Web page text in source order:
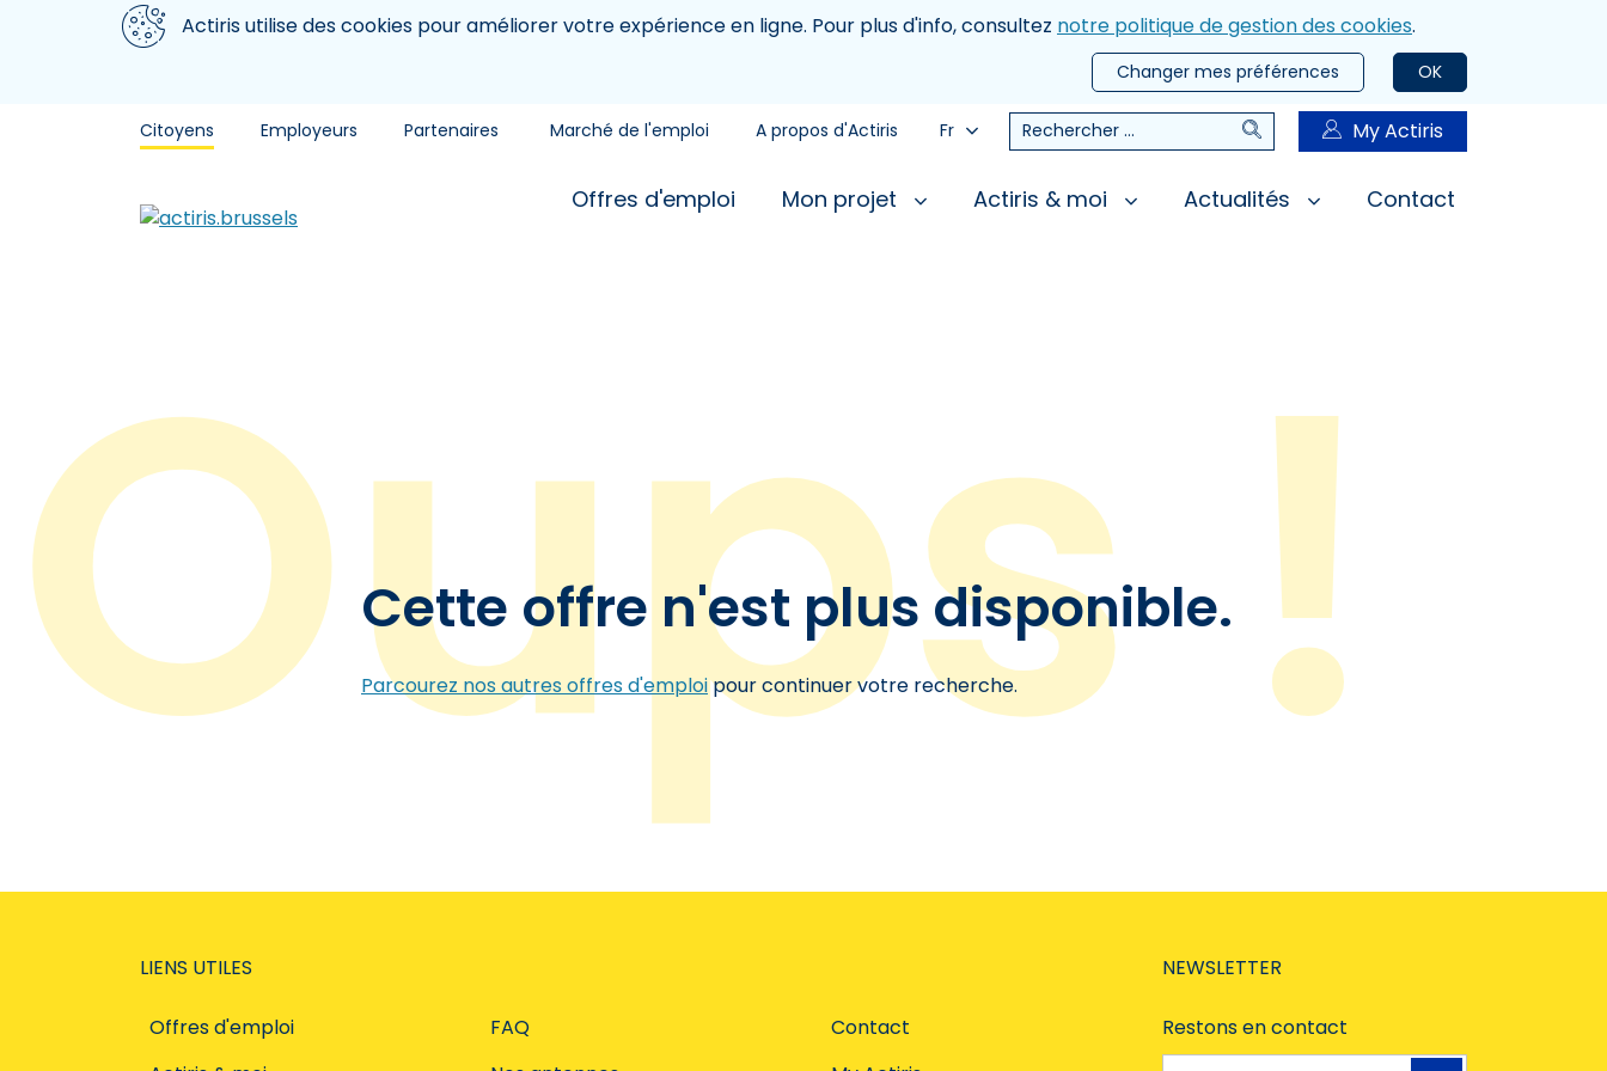
Aller au contenu principal
Nous utilisons des cookiesActiris utilise des cookies pour améliorer votre expérience en ligne. Pour plus d'info, consultez notre politique de gestion des cookies.
OK
Changer mes préférences
Citoyens Employeurs Partenaires Marché de l'emploi A propos d'Actiris Fr Rechercher RechercherMy Actiris
Offres d'emploi Mon projet Actiris & moi Actualités Contact
Cette offre n'est plus disponible.
Parcourez nos autres offres d'emploipour continuer votre recherche.
LIENS UTILES
Offres d'emploi
FAQ
Contact
NEWSLETTER
Restons en contact